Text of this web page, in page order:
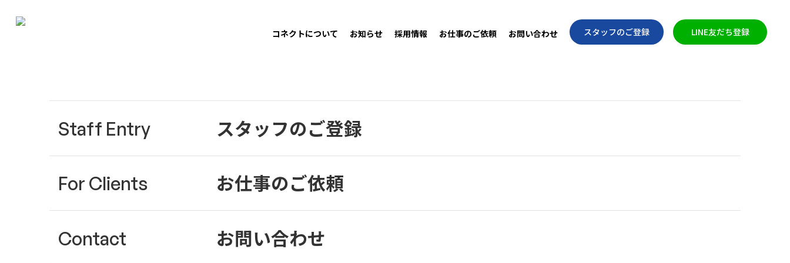
コネクトについて お知らせ 採用情報 お仕事のご依頼 お問い合わせ スタッフのご登録 LINE友だち登録
Staff Entry スタッフのご登録
For Clients お仕事のご依頼
Contact お問い合わせ